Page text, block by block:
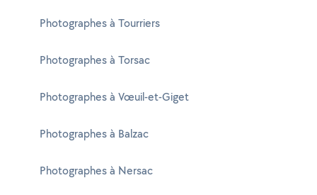
Photographes à Tourriers
Photographes à Torsac
Photographes à Vœuil-et-Giget
Photographes à Balzac
Photographes à Nersac